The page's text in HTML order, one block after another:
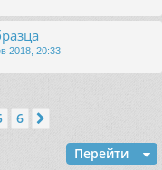
2018, 20:33
6
Перейти